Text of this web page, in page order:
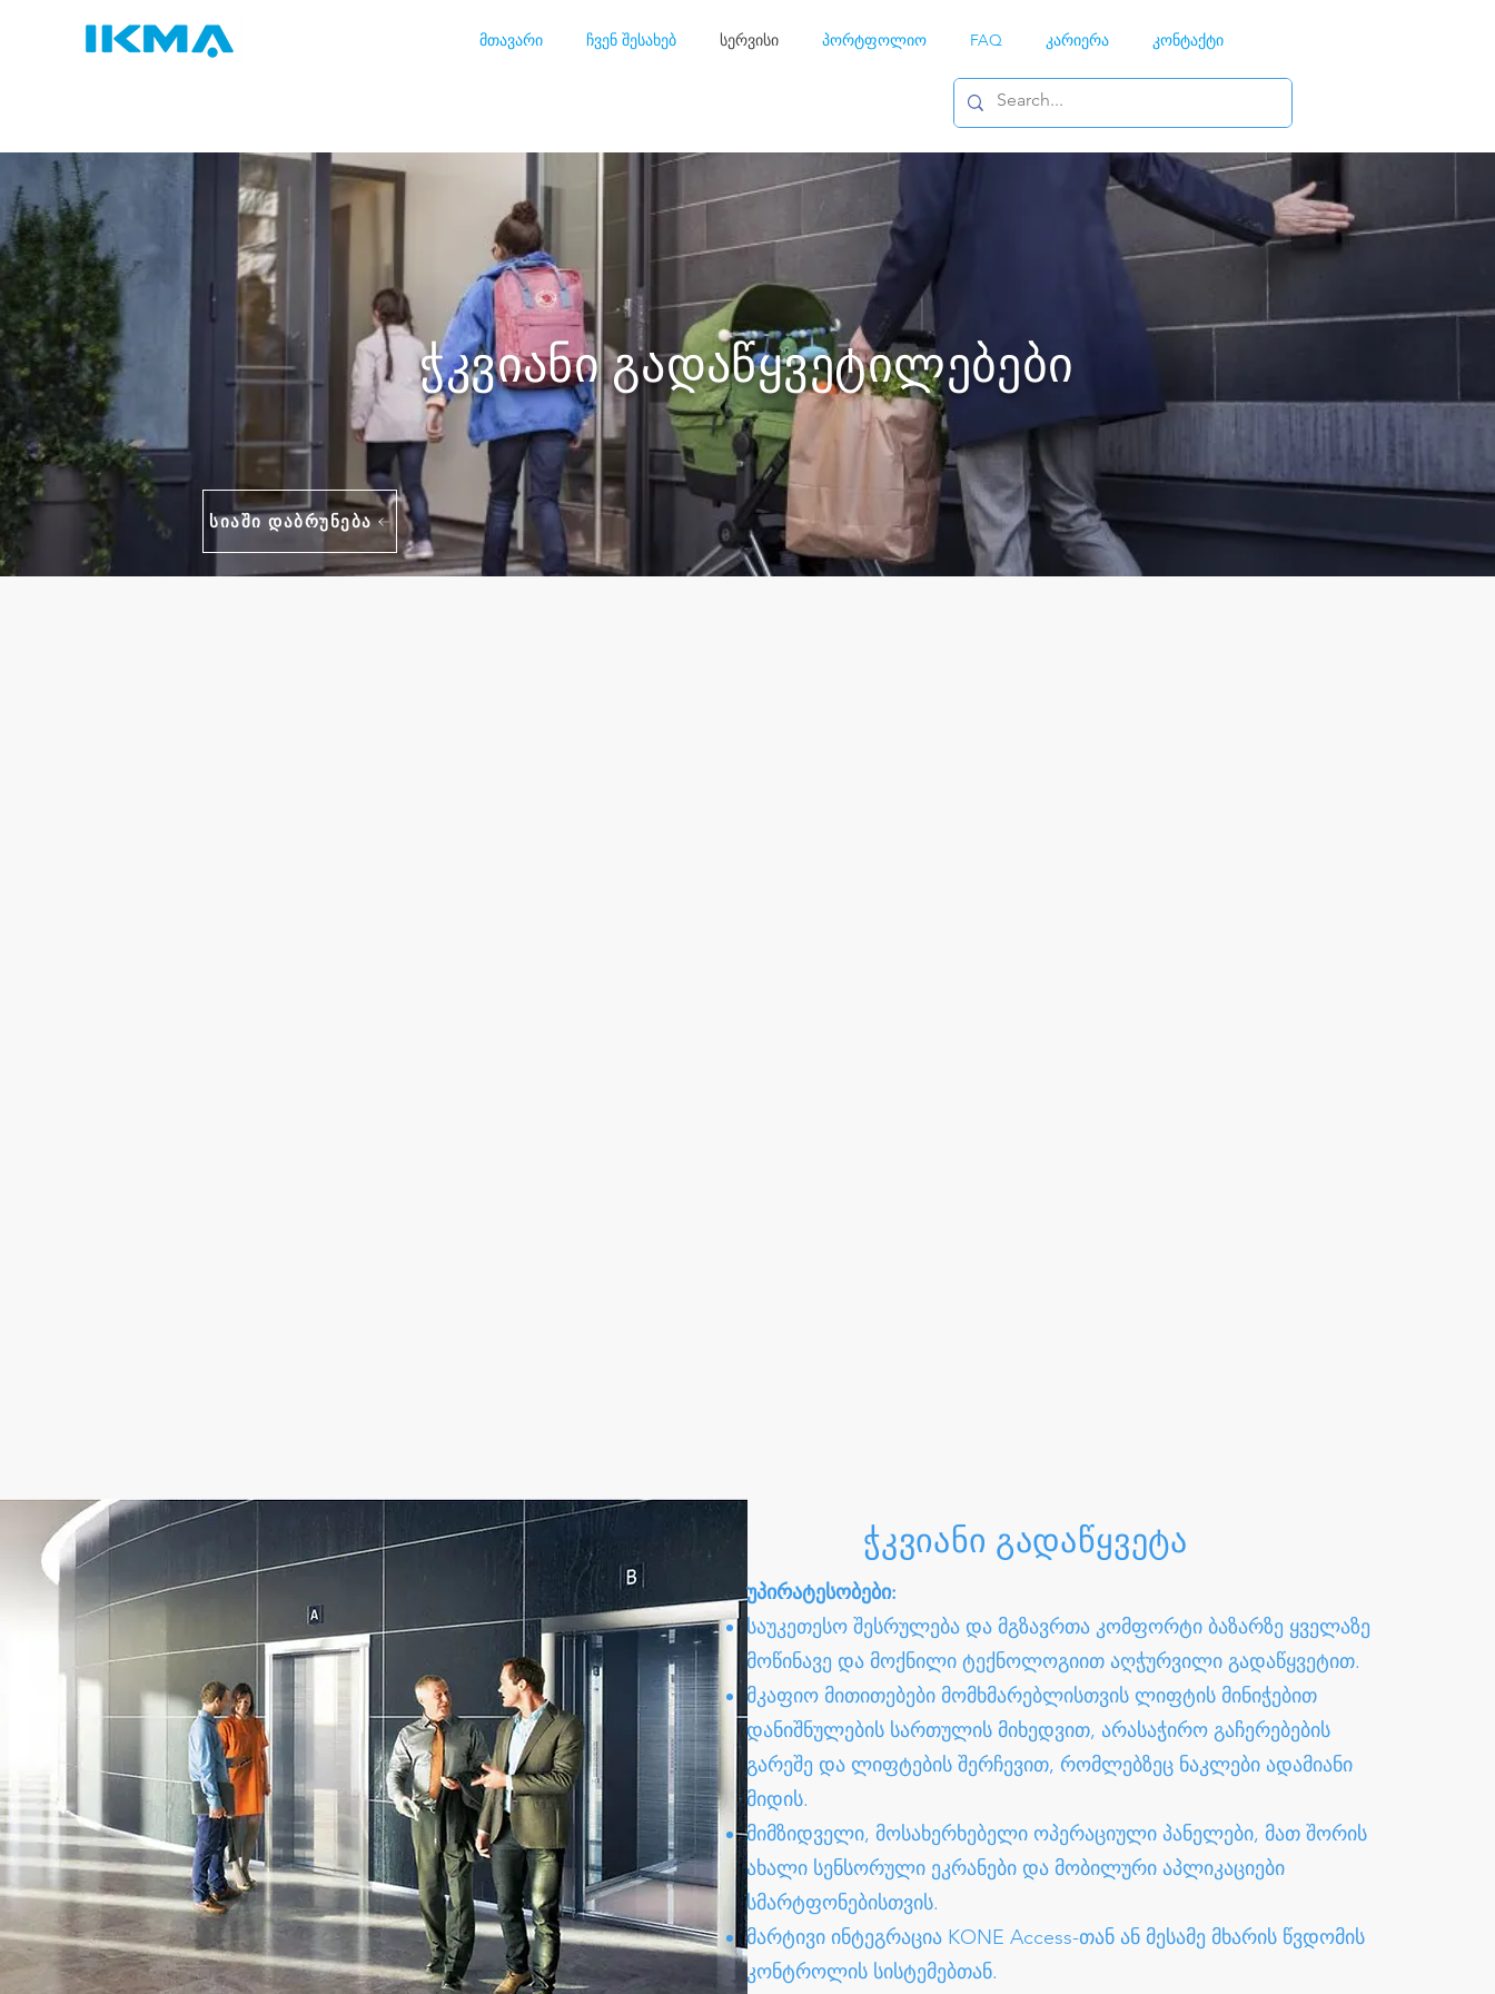
მთავარი ჩვენ შესახებ სერვისი პორტფოლიო FAQ კარიერა კონტაქტი
ჭკვიანი გადაწყვეტილებები
სიაში დაბრუნება
ჭკვიანი გადაწყვეტა
უპირატესობები:
საუკეთესო შესრულება და მგზავრთა კომფორტი ბაზარზე ყველაზე
მოწინავე და მოქნილი ტექნოლოგიით აღჭურვილი გადაწყვეტით.
მკაფიო მითითებები მომხმარებლისთვის ლიფტის მინიჭებით
დანიშნულების სართულის მიხედვით, არასაჭირო გაჩერებების
გარეშე და ლიფტების შერჩევით, რომლებზეც ნაკლები ადამიანი
მიდის.
მიმზიდველი, მოსახერხებელი ოპერაციული პანელები, მათ შორის
ახალი სენსორული ეკრანები და მობილური აპლიკაციები
სმარტფონებისთვის.
მარტივი ინტეგრაცია KONE Access-თან ან მესამე მხარის წვდომის
კონტროლის სისტემებთან.